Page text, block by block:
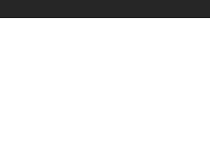
cupidatat non